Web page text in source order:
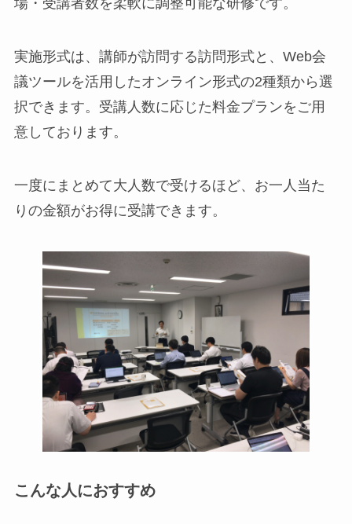
場・受講者数を柔軟に調整可能な研修です。
実施形式は、講師が訪問する訪問形式と、Web会
議ツールを活用したオンライン形式の2種類から選
択できます。受講人数に応じた料金プランをご用
意しております。
一度にまとめて大人数で受けるほど、お一人当た
りの金額がお得に受講できます。
こんな人におすすめ